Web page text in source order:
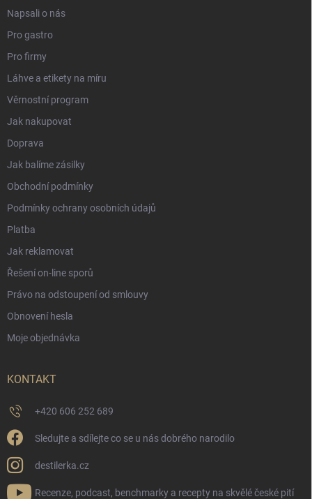
Napsali o nás
Pro gastro
Pro firmy
Láhve a etikety na míru
Věrnostní program
Jak nakupovat
Doprava
Jak balíme zásilky
Obchodní podmínky
Podmínky ochrany osobních údajů
Platba
Jak reklamovat
Řešení on-line sporů
Právo na odstoupení od smlouvy
Obnovení hesla
Moje objednávka
KONTAKT
+420 606 252 689
Sledujte a sdílejte co se u nás dobrého narodilo
destilerka.cz
Recenze, podcast, benchmarky a recepty na skvělé české pití